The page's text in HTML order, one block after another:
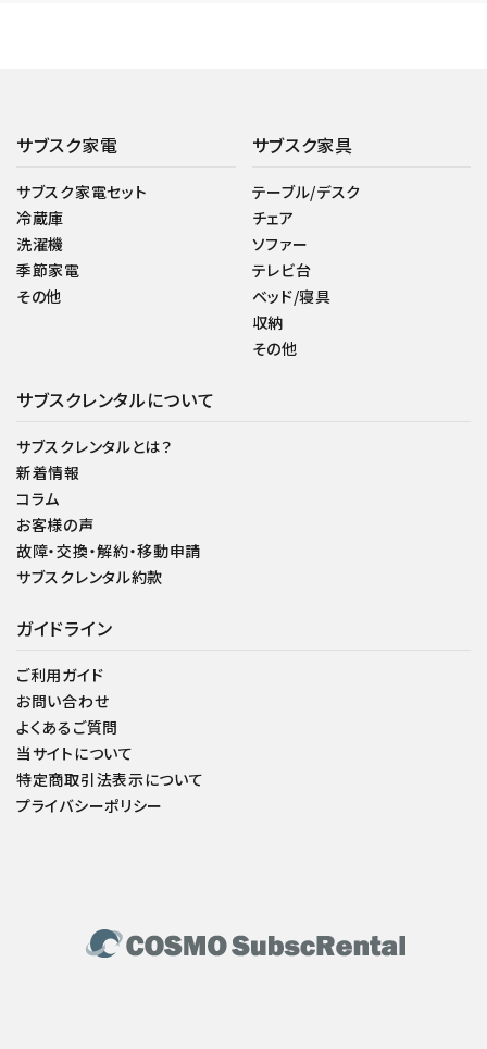
サブスク家電
サブスク家電セット
冷蔵庫
洗濯機
季節家電
その他
サブスク家具
テーブル/デスク
チェア
ソファー
テレビ台
ベッド/寝具
収納
その他
サブスクレンタルについて
サブスクレンタルとは？
新着情報
コラム
お客様の声
故障・交換・解約・移動申請
サブスクレンタル約款
ガイドライン
ご利用ガイド
お問い合わせ
よくあるご質問
当サイトについて
特定商取引法表示について
プライバシーポリシー